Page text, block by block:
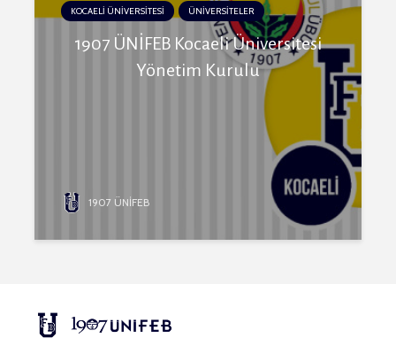
KOCAELİ ÜNİVERSİTESİ ÜNİVERSİTELER
1907 ÜNİFEB Kocaeli Üniversitesi
Yönetim Kurulu
1907 ÜNİFEB